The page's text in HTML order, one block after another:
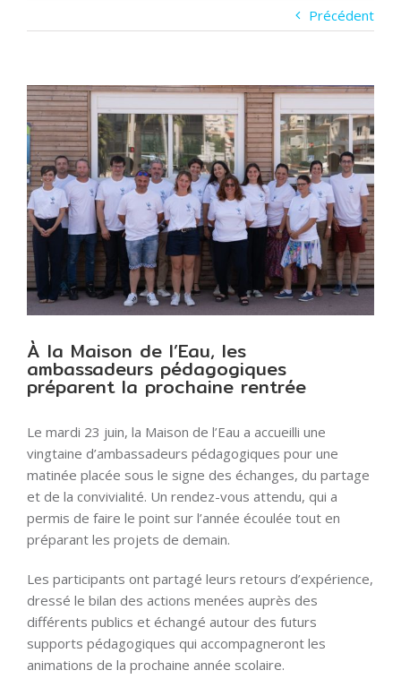
Précédent
Voir
l'image
agrandie
À la Maison de l’Eau, les
ambassadeurs pédagogiques
préparent la prochaine rentrée
Le mardi 23 juin, la Maison de l’Eau a accueilli une
vingtaine d’ambassadeurs pédagogiques pour une
matinée placée sous le signe des échanges, du partage
et de la convivialité. Un rendez-vous attendu, qui a
permis de faire le point sur l’année écoulée tout en
préparant les projets de demain.
Les participants ont partagé leurs retours d’expérience,
dressé le bilan des actions menées auprès des
différents publics et échangé autour des futurs
supports pédagogiques qui accompagneront les
animations de la prochaine année scolaire.